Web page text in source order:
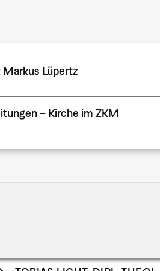
Markus Lüpertz
– Kirche im ZKM